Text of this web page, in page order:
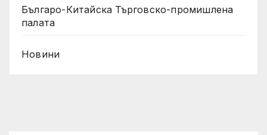
Българо-Китайска Търговско-промишлена
палaта
Новини